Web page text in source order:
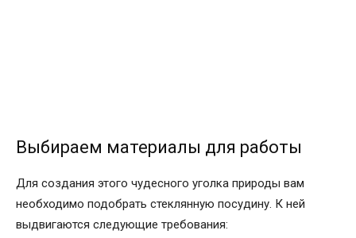
Выбираем материалы для работы
Для создания этого чудесного уголка природы вам
необходимо подобрать стеклянную посудину. К ней
выдвигаются следующие требования: